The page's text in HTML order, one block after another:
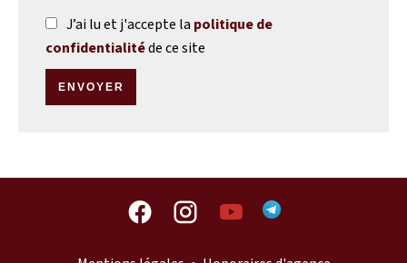
J’ai lu et j'accepte la politique de
confidentialitéde ce site
ENVOYER